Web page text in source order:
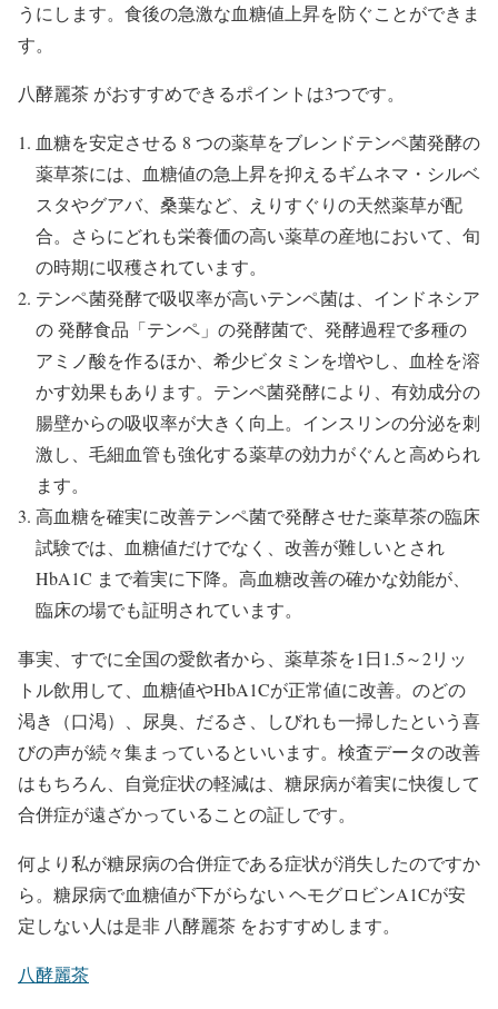
うにします。食後の急激な血糖値上昇を防ぐことができま
す。
八酵麗茶 がおすすめできるポイントは3つです。
血糖を安定させる 8 つの薬草をブレンドテンペ菌発酵の
薬草茶には、血糖値の急上昇を抑えるギムネマ・シルベ
スタやグアバ、桑葉など、えりすぐりの天然薬草が配
合。さらにどれも栄養価の高い薬草の産地において、旬
の時期に収穫されています。
テンペ菌発酵で吸収率が高いテンペ菌は、インドネシア
の 発酵食品「テンペ」の発酵菌で、発酵過程で多種の
アミノ酸を作るほか、希少ビタミンを増やし、血栓を溶
かす効果もあります。テンペ菌発酵により、有効成分の
腸壁からの吸収率が大きく向上。インスリンの分泌を刺
激し、毛細血管も強化する薬草の効力がぐんと高められ
ます。
高血糖を確実に改善テンペ菌で発酵させた薬草茶の臨床
試験では、血糖値だけでなく、改善が難しいとされ
HbA1C まで着実に下降。高血糖改善の確かな効能が、
臨床の場でも証明されています。
事実、すでに全国の愛飲者から、薬草茶を1日1.5～2リッ
トル飲用して、血糖値やHbA1Cが正常値に改善。のどの
渇き（口渇）、尿臭、だるさ、しびれも一掃したという喜
びの声が続々集まっているといいます。検査データの改善
はもちろん、自覚症状の軽減は、糖尿病が着実に快復して
合併症が遠ざかっていることの証しです。
何より私が糖尿病の合併症である症状が消失したのですか
ら。糖尿病で血糖値が下がらない ヘモグロビンA1Cが安
定しない人は是非 八酵麗茶 をおすすめします。
八酵麗茶